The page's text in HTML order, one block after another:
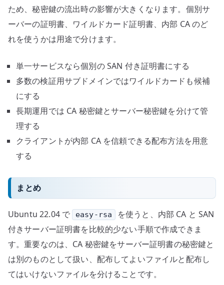
ため、秘密鍵の流出時の影響が大きくなります。個別サ
ーバーの証明書、ワイルドカード証明書、内部 CA のど
れを使うかは用途で分けます。
単一サービスなら個別の SAN 付き証明書にする
多数の検証用サブドメインではワイルドカードも候補
にする
長期運用では CA 秘密鍵とサーバー秘密鍵を分けて管
理する
クライアントが内部 CA を信頼できる配布方法を用意
する
まとめ
Ubuntu 22.04 で easy-rsa
を使うと、内部 CA と SAN
付きサーバー証明書を比較的少ない手順で作成できま
す。重要なのは、CA 秘密鍵をサーバー証明書の秘密鍵と
は別のものとして扱い、配布してよいファイルと配布し
てはいけないファイルを分けることです。